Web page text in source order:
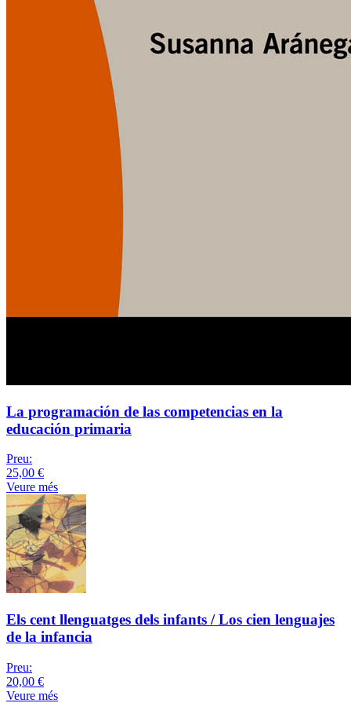
La programación de las competencias en la
educación primaria
Preu:
25,00 €
Veure més
Els cent llenguatges dels infants / Los cien lenguajes
de la infancia
Preu:
20,00 €
Veure més